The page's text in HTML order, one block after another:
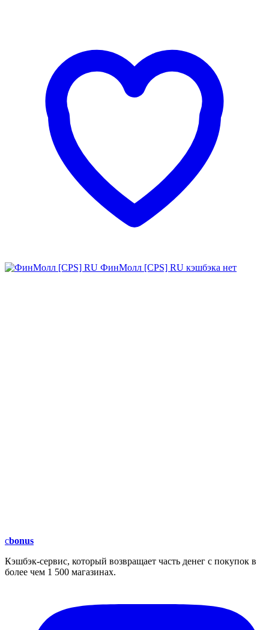
ФинМолл [CPS] RU кэшбэка нет
cbonus
Кэшбэк-сервис, который возвращает часть денег с покупок в
более чем 1 500 магазинах.